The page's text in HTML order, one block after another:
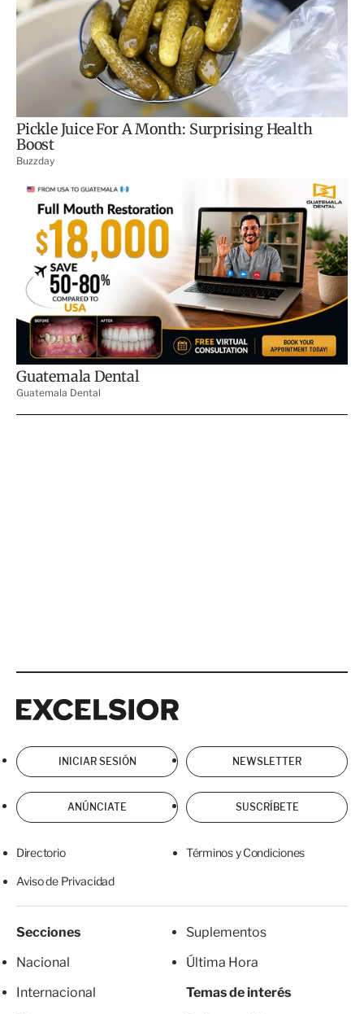
INICIAR SESIÓN NEWSLETTER
ANÚNCIATE SUSCRÍBETE
Directorio Términos y Condiciones
Aviso de Privacidad
Secciones
Nacional
Internacional
Suplementos
Última Hora
Temas de interés